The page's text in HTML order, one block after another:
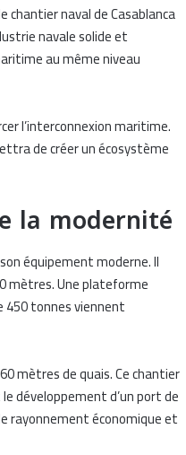
chantier naval de Casablanca
navale solide et
au même niveau
l’interconnexion maritime.
de créer un écosystème
la modernité
équipement moderne. Il
mètres. Une plateforme
450 tonnes viennent
mètres de quais. Ce chantier
développement d’un port de
rayonnement économique et